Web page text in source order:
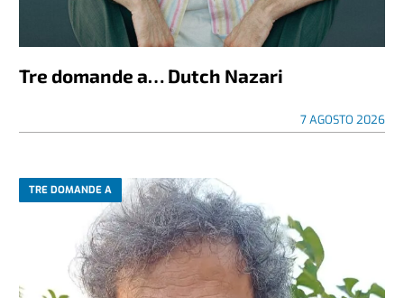
Tre domande a… Dutch Nazari
7 AGOSTO 2026
TRE DOMANDE A